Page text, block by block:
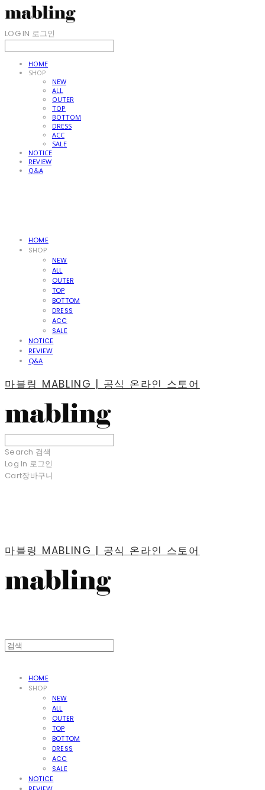
LOG IN 로그인
HOME
SHOP
NEW
ALL
OUTER
TOP
BOTTOM
DRESS
ACC
SALE
NOTICE
REVIEW
Q&A
HOME
SHOP
NEW
ALL
OUTER
TOP
BOTTOM
DRESS
ACC
SALE
NOTICE
REVIEW
Q&A
마블링 MABLING | 공식 온라인 스토어
Search 검색
Log In 로그인
Cart장바구니
마블링 MABLING | 공식 온라인 스토어
HOME
SHOP
NEW
ALL
OUTER
TOP
BOTTOM
DRESS
ACC
SALE
NOTICE